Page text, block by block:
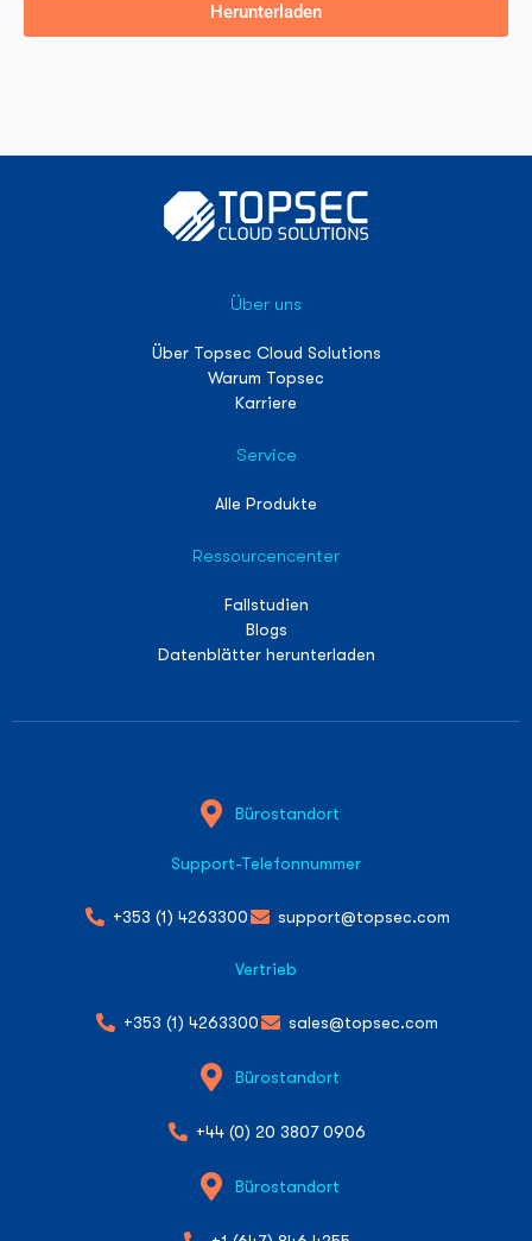
Herunterladen
Über uns
Über Topsec Cloud Solutions
Warum Topsec
Karriere
Service
Alle Produkte
Ressourcencenter
Fallstudien
Blogs
Datenblätter herunterladen
Bürostandort
Support-Telefonnummer
+353 (1) 4263300 support@topsec.com
Vertrieb
+353 (1) 4263300 sales@topsec.com
Bürostandort
+44 (0) 20 3807 0906
Bürostandort